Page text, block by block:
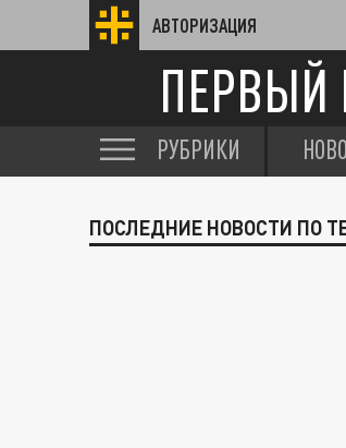
АВТОРИЗАЦИЯ
ПЕРВЫЙ
РУБРИКИ
ПОСЛЕДНИЕ НОВОСТИ ПО